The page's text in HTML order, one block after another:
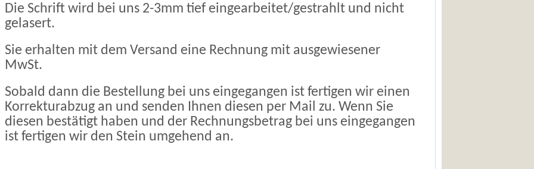
Die Schrift wird bei uns 2-3mm tief eingearbeitet/gestrahlt und nicht
gelasert.
Sie erhalten mit dem Versand eine Rechnung mit ausgewiesener
MwSt.
Sobald dann die Bestellung bei uns eingegangen ist fertigen wir einen
Korrekturabzug an und senden Ihnen diesen per Mail zu. Wenn Sie
diesen bestätigt haben und der Rechnungsbetrag bei uns eingegangen
ist fertigen wir den Stein umgehend an.